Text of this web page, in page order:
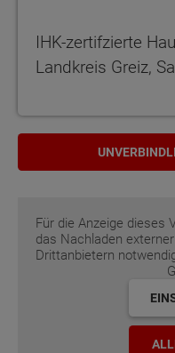
IHK-zertifzierte
Landkreis Greiz,
Für die Anzeige dieses
das Nachladen
Drittanbietern